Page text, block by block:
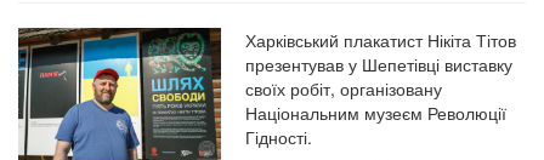
Харківський плакатист Нікіта Тітов
презентував у Шепетівці виставку
своїх робіт, організовану
Національним музеєм Революції
Гідності.